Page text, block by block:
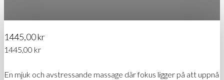
1445,00kr
1445,00 kr
En mjuk och avstressande massage där fokus ligger på att uppnå